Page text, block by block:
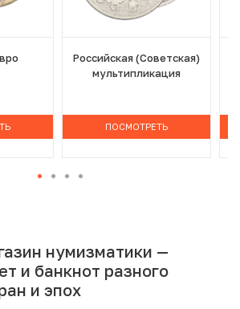
Российская (Советская)
мультипликация
ПОСМОТРЕТЬ
нумизматики —
и банкнот разного
и эпох